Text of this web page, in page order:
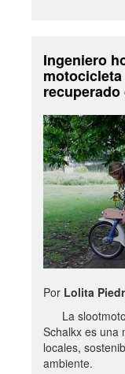
Ingeniero
Por Lolita
La
Schalkx es una
locales,
ambiente.